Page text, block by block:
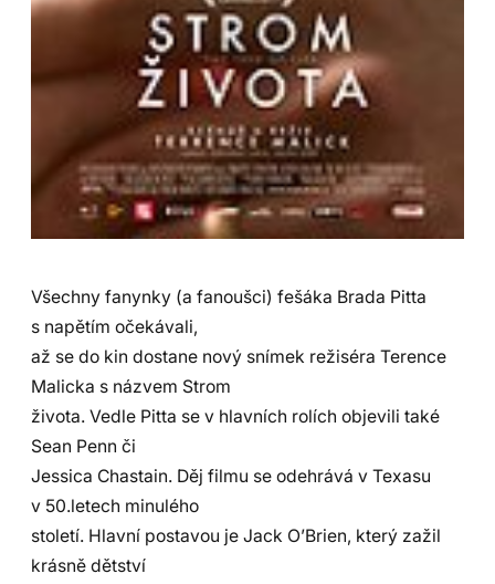
Všechny fanynky (a fanoušci) fešáka Brada Pitta
s napětím očekávali,
až se do kin dostane nový snímek režiséra Terence
Malicka s názvem Strom
života. Vedle Pitta se v hlavních rolích objevili také
Sean Penn či
Jessica Chastain. Děj filmu se odehrává v Texasu
v 50.letech minulého
století. Hlavní postavou je Jack O’Brien, který zažil
krásně dětství